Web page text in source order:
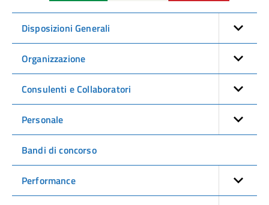
Disposizioni Generali
Organizzazione
Consulenti e Collaboratori
Personale
Bandi di concorso
Performance